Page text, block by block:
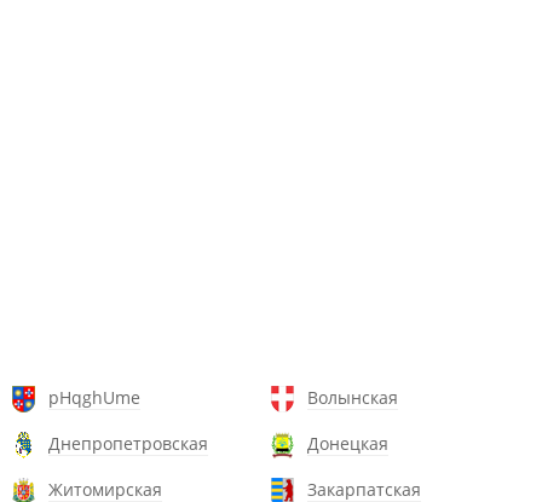
pHqghUme
Волынская
Днепропетровская
Донецкая
Житомирская
Закарпатская